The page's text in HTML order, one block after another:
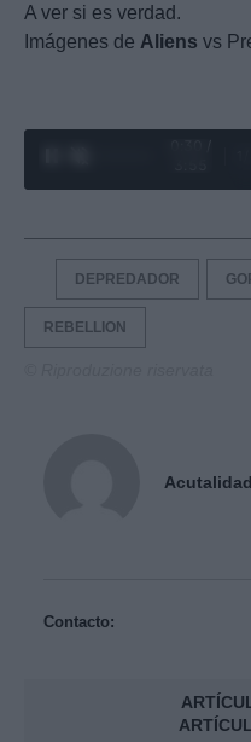
A ver si es verdad.
Imágenes de Aliens vs
DEPREDADOR
REBELLION
Contacto: